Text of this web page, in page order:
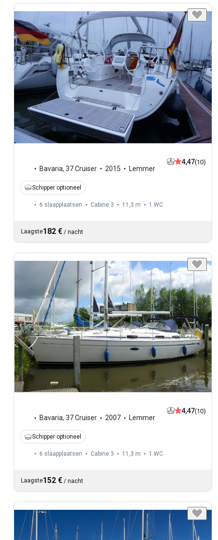
Bavaria, 37 Cruiser 2015 Lemmer
4,47(10)
Schipper optioneel
6 slaapplaatsen Cabine 3 11,3 m 1 WC
Laagste182 € / nacht
Bavaria, 37 Cruiser 2007 Lemmer
4,47(10)
Schipper optioneel
6 slaapplaatsen Cabine 3 11,3 m 1 WC
Laagste152 € / nacht